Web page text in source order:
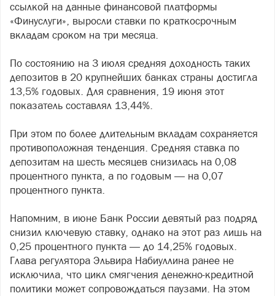
ссылкой на данные финансовой платформы
«Финуслуги», выросли ставки по краткосрочным
вкладам сроком на три месяца.
По состоянию на 3 июля средняя доходность таких
депозитов в 20 крупнейших банках страны достигла
13,5% годовых. Для сравнения, 19 июня этот
показатель составлял 13,44%.
При этом по более длительным вкладам сохраняется
противоположная тенденция. Средняя ставка по
депозитам на шесть месяцев снизилась на 0,08
процентного пункта, а по годовым — на 0,07
процентного пункта.
Напомним, в июне Банк России девятый раз подряд
снизил ключевую ставку, однако на этот раз лишь на
0,25 процентного пункта — до 14,25% годовых.
Глава регулятора Эльвира Набиуллина ранее не
исключила, что цикл смягчения денежно-кредитной
политики может сопровождаться паузами. На этом